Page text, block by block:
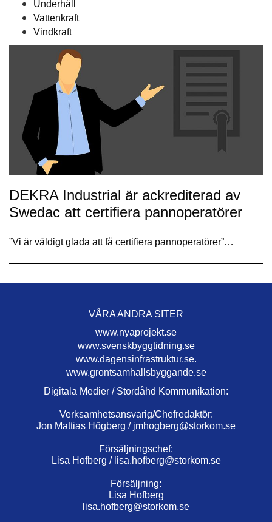
Underhåll
Vattenkraft
Vindkraft
DEKRA Industrial är ackrediterad av
Swedac att certifiera pannoperatörer
”Vi är väldigt glada att få certifiera pannoperatörer”…
VÅRA ANDRA SITER
www.nyaprojekt.se
www.svenskbyggtidning.se
www.dagensinfrastruktur.se.
www.grontsamhallsbyggande.se
Digitala Medier / Stordåhd Kommunikation:
Verksamhetsansvarig/Chefredaktör:
Jon Mattias Högberg / jmhogberg@storkom.se
Försäljningschef:
Lisa Hofberg / lisa.hofberg@storkom.se
Försäljning:
Lisa Hofberg
lisa.hofberg@storkom.se